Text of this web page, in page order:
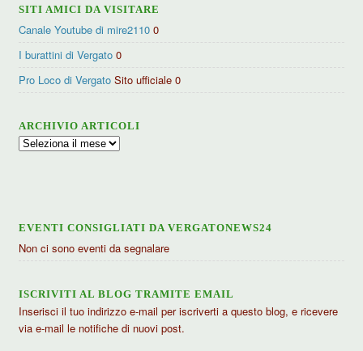
SITI AMICI DA VISITARE
Canale Youtube di mire2110 0
I burattini di Vergato 0
Pro Loco di Vergato Sito ufficiale 0
ARCHIVIO ARTICOLI
Archivio
EVENTI CONSIGLIATI DA VERGATONEWS24
Non ci sono eventi da segnalare
ISCRIVITI AL BLOG TRAMITE EMAIL
Inserisci il tuo indirizzo e-mail per iscriverti a questo blog, e ricevere
via e-mail le notifiche di nuovi post.